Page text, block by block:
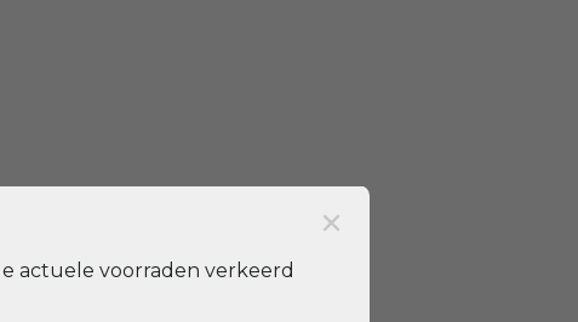
×
actuele voorraden verkeerd